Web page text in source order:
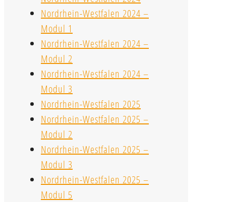
Nordrhein-Westfalen 2024 –
Modul 1
Nordrhein-Westfalen 2024 –
Modul 2
Nordrhein-Westfalen 2024 –
Modul 3
Nordrhein-Westfalen 2025
Nordrhein-Westfalen 2025 –
Modul 2
Nordrhein-Westfalen 2025 –
Modul 3
Nordrhein-Westfalen 2025 –
Modul 5